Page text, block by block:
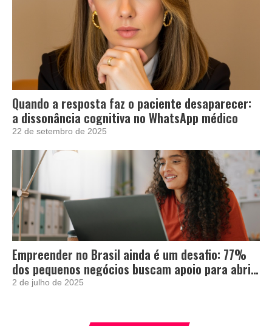
Quando a resposta faz o paciente desaparecer:
a dissonância cognitiva no WhatsApp médico
22 de setembro de 2025
Empreender no Brasil ainda é um desafio: 77%
dos pequenos negócios buscam apoio para abrir
e crescer
2 de julho de 2025